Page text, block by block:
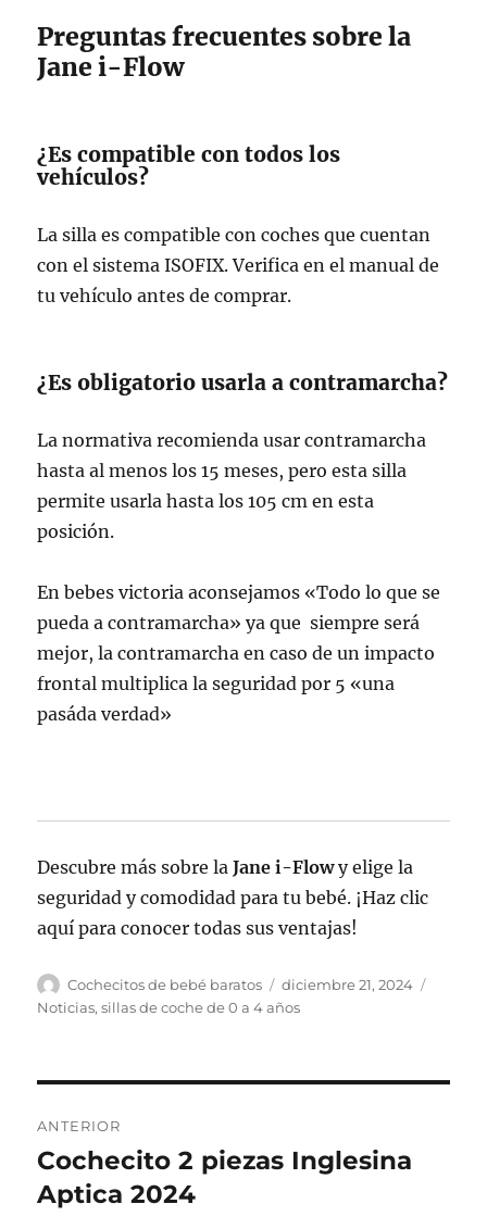
Preguntas frecuentes sobre la
Jane i-Flow
¿Es compatible con todos los
vehículos?
La silla es compatible con coches que cuentan
con el sistema ISOFIX. Verifica en el manual de
tu vehículo antes de comprar.
¿Es obligatorio usarla a contramarcha?
La normativa recomienda usar contramarcha
hasta al menos los 15 meses, pero esta silla
permite usarla hasta los 105 cm en esta
posición.
En bebes victoria aconsejamos «Todo lo que se
pueda a contramarcha» ya que siempre será
mejor, la contramarcha en caso de un impacto
frontal multiplica la seguridad por 5 «una
pasáda verdad»
Descubre más sobre laJane i-Flowy elige la
seguridad y comodidad para tu bebé. ¡Haz clic
aquí para conocer todas sus ventajas!
Autor
Cochecitos de bebé baratos
Publicado
el
diciembre 21, 2024
Noticias,sillas de coche de 0 a 4 años
de
entradas
ANTERIOR
Entrada
anterior:
Cochecito 2 piezas Inglesina
Aptica 2024